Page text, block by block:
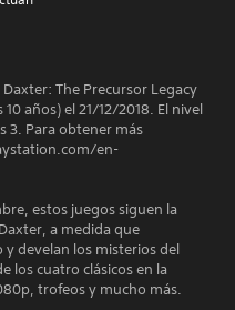
Daxter: The Precursor Legacy
años) el 21/12/2018. El nivel
3. Para obtener más
en-
estos juegos siguen la
a medida que
develan los misterios del
los cuatro clásicos en la
trofeos y mucho más.